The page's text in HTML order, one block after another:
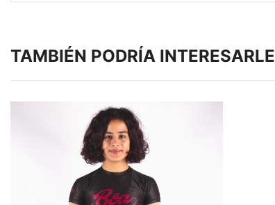
TAMBIÉN PODRÍA INTERESARLE